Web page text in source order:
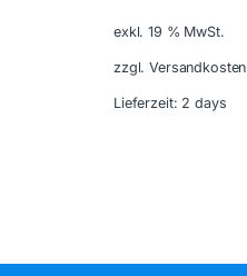
exkl. 19 % MwSt.
zzgl. Versandkosten
Lieferzeit: 2 days